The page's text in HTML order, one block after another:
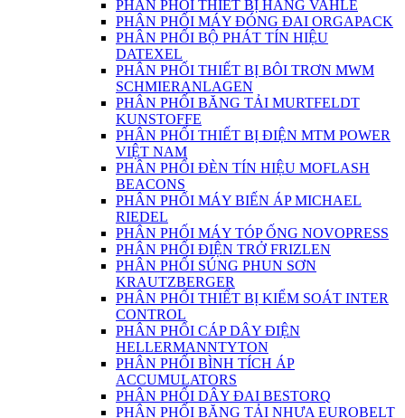
PHÂN PHỐI THIẾT BỊ HÃNG VAHLE
PHÂN PHỐI MÁY ĐÓNG ĐAI ORGAPACK
PHÂN PHỐI BỘ PHÁT TÍN HIỆU
DATEXEL
PHÂN PHỐI THIẾT BỊ BÔI TRƠN MWM
SCHMIERANLAGEN
PHÂN PHỐI BĂNG TẢI MURTFELDT
KUNSTOFFE
PHÂN PHỐI THIẾT BỊ ĐIỆN MTM POWER
VIỆT NAM
PHÂN PHỐI ĐÈN TÍN HIỆU MOFLASH
BEACONS
PHÂN PHỐI MÁY BIẾN ÁP MICHAEL
RIEDEL
PHÂN PHỐI MÁY TÓP ỐNG NOVOPRESS
PHÂN PHỐI ĐIỆN TRỞ FRIZLEN
PHÂN PHỐI SÚNG PHUN SƠN
KRAUTZBERGER
PHÂN PHỐI THIẾT BỊ KIỂM SOÁT INTER
CONTROL
PHÂN PHỐI CÁP DÂY ĐIỆN
HELLERMANNTYTON
PHÂN PHỐI BÌNH TÍCH ÁP
ACCUMULATORS
PHÂN PHỐI DÂY ĐAI BESTORQ
PHÂN PHỐI BĂNG TẢI NHỰA EUROBELT